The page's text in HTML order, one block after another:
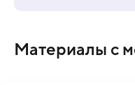
Материалы с